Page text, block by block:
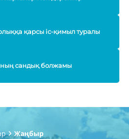
қарсы іс-қимыл туралы
сандық болжамы
Жаңбыр